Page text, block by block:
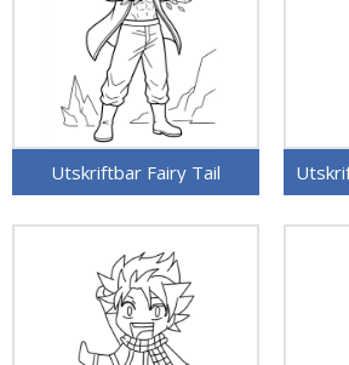
Utskriftbar Fairy Tail